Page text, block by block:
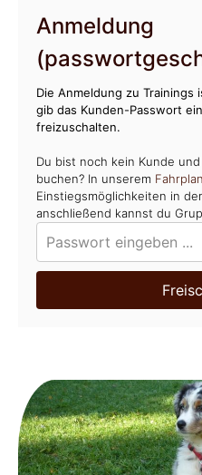
Anmeldung
Die Anmeldung zu
gib das Kunden-Passwort
freizuschalten.
Du bist noch kein Kunde
buchen? In unserem Fahrplan
Einstiegsmöglichkeiten in
anschließend kannst du